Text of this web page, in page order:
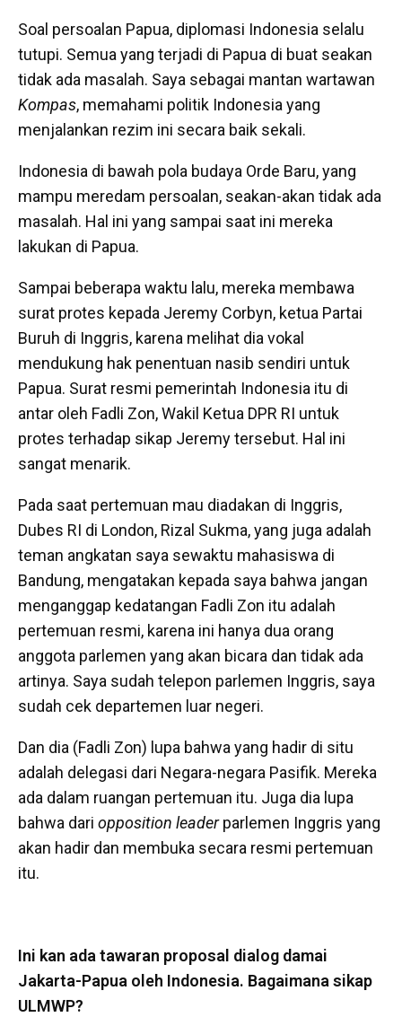
Soal persoalan Papua, diplomasi Indonesia selalu
tutupi. Semua yang terjadi di Papua di buat seakan
tidak ada masalah. Saya sebagai mantan wartawan
Kompas, memahami politik Indonesia yang
menjalankan rezim ini secara baik sekali.
Indonesia di bawah pola budaya Orde Baru, yang
mampu meredam persoalan, seakan-akan tidak ada
masalah. Hal ini yang sampai saat ini mereka
lakukan di Papua.
Sampai beberapa waktu lalu, mereka membawa
surat protes kepada Jeremy Corbyn, ketua Partai
Buruh di Inggris, karena melihat dia vokal
mendukung hak penentuan nasib sendiri untuk
Papua. Surat resmi pemerintah Indonesia itu di
antar oleh Fadli Zon, Wakil Ketua DPR RI untuk
protes terhadap sikap Jeremy tersebut. Hal ini
sangat menarik.
Pada saat pertemuan mau diadakan di Inggris,
Dubes RI di London, Rizal Sukma, yang juga adalah
teman angkatan saya sewaktu mahasiswa di
Bandung, mengatakan kepada saya bahwa jangan
menganggap kedatangan Fadli Zon itu adalah
pertemuan resmi, karena ini hanya dua orang
anggota parlemen yang akan bicara dan tidak ada
artinya. Saya sudah telepon parlemen Inggris, saya
sudah cek departemen luar negeri.
Dan dia (Fadli Zon) lupa bahwa yang hadir di situ
adalah delegasi dari Negara-negara Pasifik. Mereka
ada dalam ruangan pertemuan itu. Juga dia lupa
bahwa dari opposition leaderparlemen Inggris yang
akan hadir dan membuka secara resmi pertemuan
itu.
Ini kan ada tawaran proposal dialog damai
Jakarta-Papua oleh Indonesia. Bagaimana sikap
ULMWP?